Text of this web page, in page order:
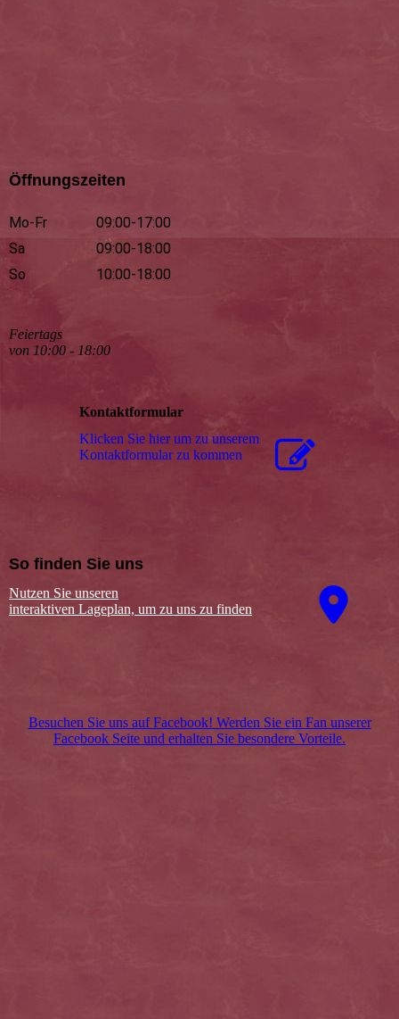
Öffnungszeiten
Mo-Fr
09:00-17:00
Sa
09:00-18:00
So
10:00-18:00
Feiertags
von 10:00 - 18:00
Kontaktformular
Klicken Sie hier um zu unserem
Kon­takt­for­mu­lar zu kommen
So finden Sie uns
Nutzen Sie unseren
interaktiven La­ge­plan, um zu uns zu finden
Besuchen Sie uns auf Facebook! Werden Sie ein Fan unserer
Facebook Seite und erhalten Sie besondere Vorteile.